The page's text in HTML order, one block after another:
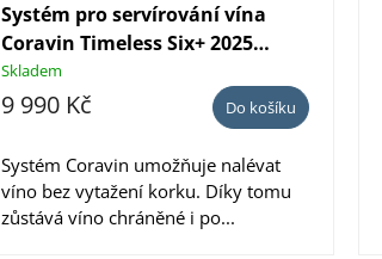
Systém pro servírování vína
Coravin Timeless Six+ 2025
Limited Edition Hermitage Red
Skladem
9 990 Kč Do košíku
Systém Coravin umožňuje nalévat
víno bez vytažení korku. Díky tomu
zůstává víno chráněné i po...